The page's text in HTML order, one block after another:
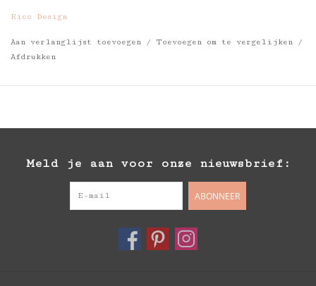
Rico Design
Aan verlanglijst toevoegen / Toevoegen om te vergelijken
/
Afdrukken
Meld je aan voor onze nieuwsbrief:
ABONNEER